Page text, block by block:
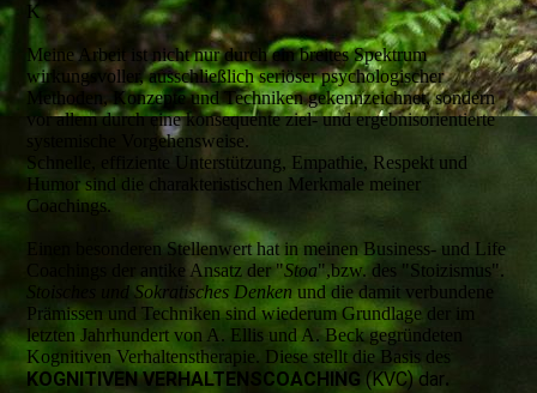
K
Meine Arbeit ist nicht nur durch ein breites Spektrum
wirkungsvoller, ausschließlich seriöser psychologischer
Methoden, Konzepte und Techniken gekennzeichnet, sondern
vor allem durch eine konsequente ziel- und ergebnisorientierte
systemische Vorgehensweise.
Schnelle, effiziente Unterstützung, Empathie, Respekt und
Humor sind die charakteristischen Merkmale meiner
Coachings.
Einen besonderen Stellenwert hat in meinen Business- und Life
Coachings der antike Ansatz der "Stoa",bzw. des "Stoizismus".
Stoisches und Sokratisches Denkenund die damit verbundene
Prämissen und Techniken sind wiederum Grundlage der im
letzten Jahrhundert von A. Ellis und A. Beck gegründeten
Kognitiven Verhaltenstherapie. Diese stellt die Basis des
KOGNITIVEN VERHALTENSCOACHING (KVC) dar.